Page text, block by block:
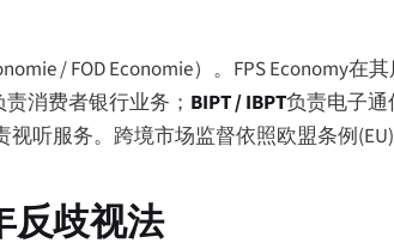
/FOD Economie）。FPS Economy在
责消费者银行业务； BIPT / IBPT负责电子通
视听服务。跨境市场监督依照欧盟条例(EU)
反歧视法